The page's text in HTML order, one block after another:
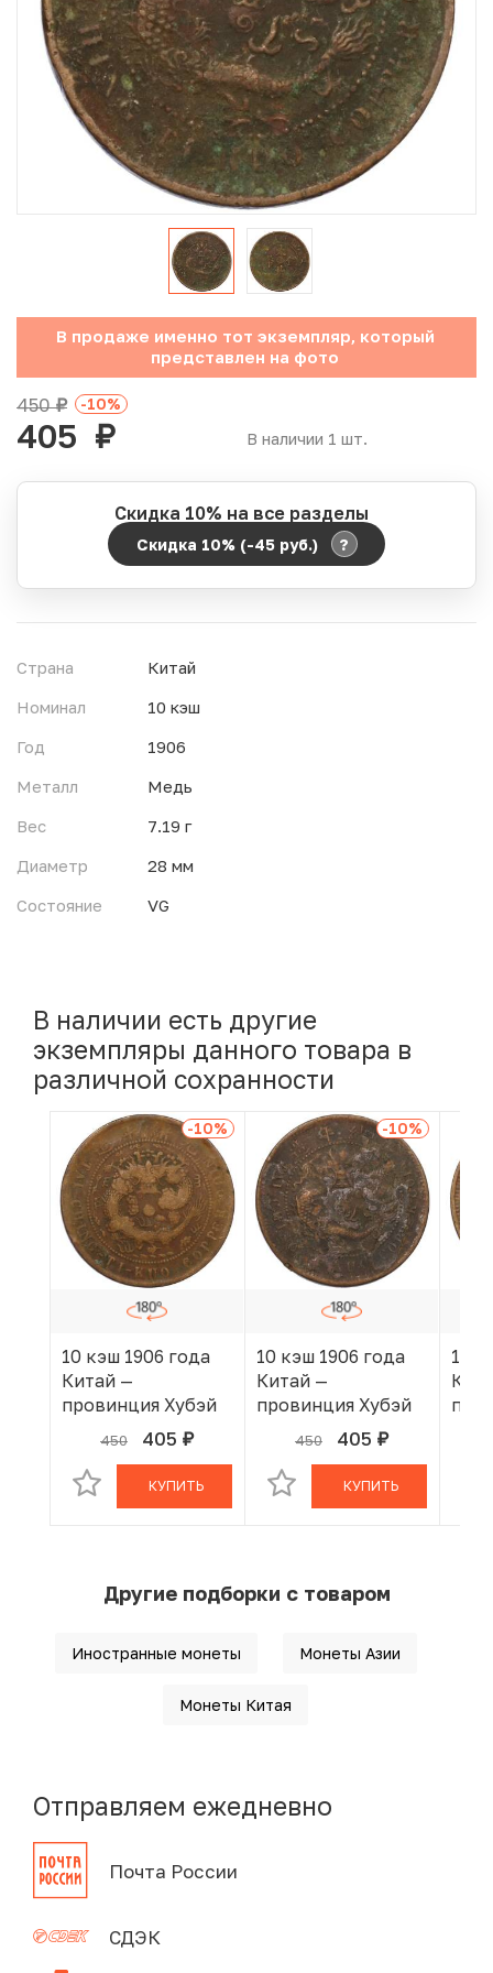
Юбилейные монеты Банка России (с 1999 года)
Памятные и инвестиционные монеты СССР и России
Иностранные монеты
Неофициальные выпуски монет (Unusual)
Античные и средневековые монеты
Инвестиционные монеты
В продаже именно тот экземпляр, который
представлен на фото
В наличии 1 шт.
450руб. -10%
405 руб.
Скидка 10% на все разделы
Скидка 10% (-45 руб.) ?
Период действия акции:
12
Страна
Китай
Номинал
10 кэш
Год
1906
Металл
Медь
Вес
7.19 г
Диаметр
28 мм
Состояние
VG
В наличии есть другие
экземпляры данного товара в
различной сохранности
-10%
10 кэш 1906 года
Китай —
провинция Хубэй
450 405 руб.
В КОРЗИНЕ
КУПИТЬ
-10%
10 кэш 1906 года
Китай —
провинция Хубэй
450 405 руб.
В КОРЗИНЕ
КУПИТЬ
10
Другие подборки с товаром
Иностранные монеты Монеты Азии
Монеты Китая
Отправляем ежедневно
Почта России
СДЭК